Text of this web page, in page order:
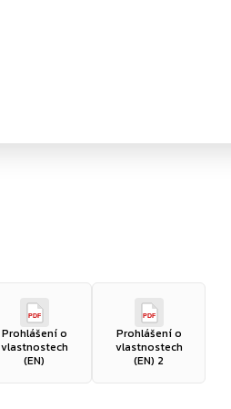
PDF
Prohlášení o
vlastnostech
(EN)
PDF
Prohlášení o
vlastnostech
(EN) 2